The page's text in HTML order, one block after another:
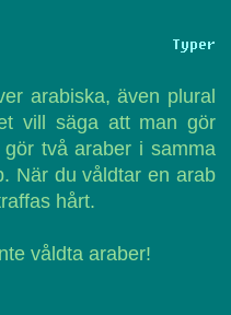
Typer
arabiska, även plural
vill säga att man gör
två araber i samma
När du våldtar en arab
hårt.
våldta araber!